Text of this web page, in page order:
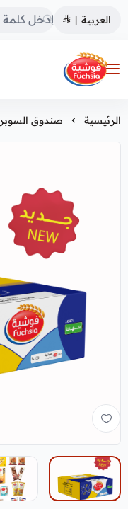
العربية |
فوشية
الرئيسية صندوق السوبر